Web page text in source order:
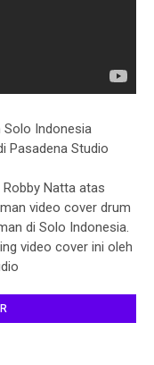
Solo Indonesia
Pasadena Studio
Natta atas
video cover drum
di Solo Indonesia.
video cover ini oleh